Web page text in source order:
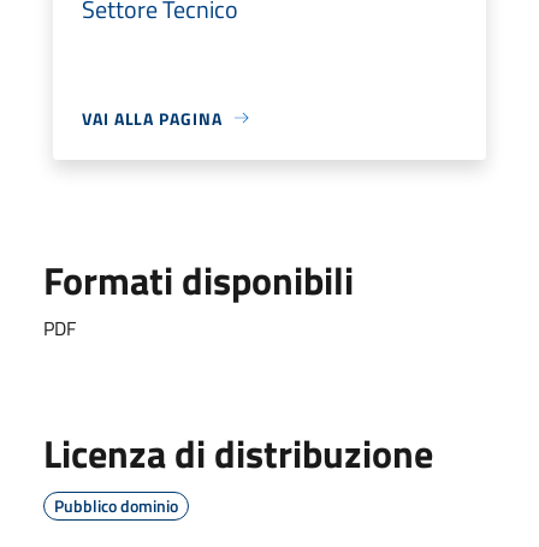
Settore Tecnico
VAI ALLA PAGINA
Formati disponibili
PDF
Licenza di distribuzione
Pubblico dominio